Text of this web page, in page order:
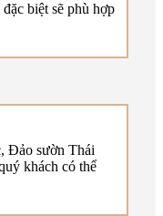
biệt sẽ phù hợp
Đảo sườn Thái
khách có thể